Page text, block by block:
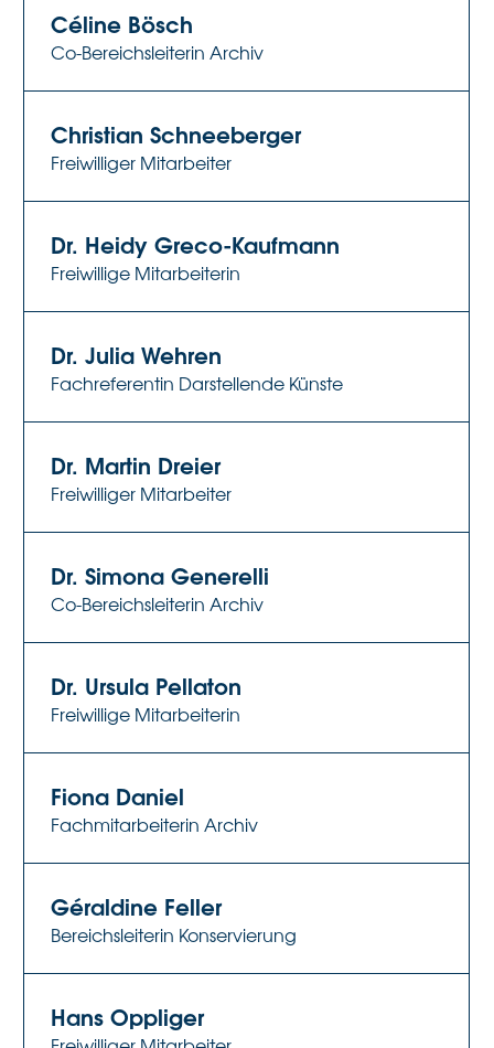
Céline Bösch
Co-Bereichsleiterin Archiv
Christian Schneeberger
Freiwilliger Mitarbeiter
Dr. Heidy Greco-Kaufmann
Freiwillige Mitarbeiterin
Dr. Julia Wehren
Fachreferentin Darstellende Künste
Dr. Martin Dreier
Freiwilliger Mitarbeiter
Dr. Simona Generelli
Co-Bereichsleiterin Archiv
Dr. Ursula Pellaton
Freiwillige Mitarbeiterin
Fiona Daniel
Fachmitarbeiterin Archiv
Géraldine Feller
Bereichsleiterin Konservierung
Hans Oppliger